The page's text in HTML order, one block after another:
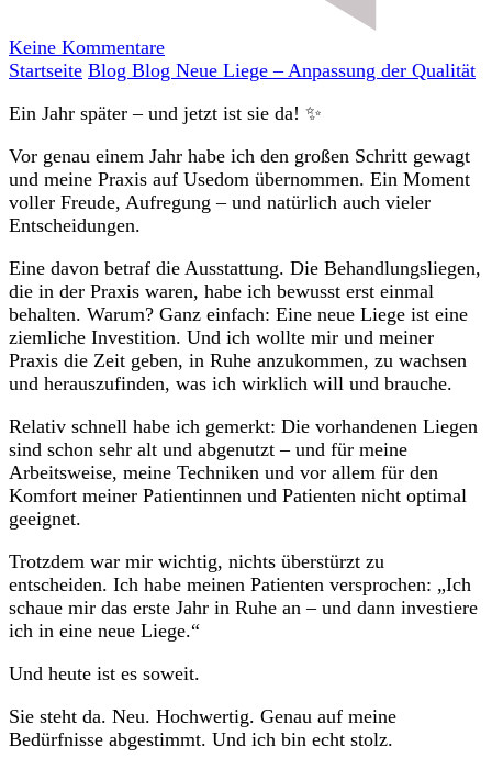
Keine Kommentarezu
Neue
–
der
Qualität
Startseite Blog Blog Neue Liege – Anpassung der Qualität
Ein Jahr später – und jetzt ist sie da! ✨
Vor genau einem Jahr habe ich den großen Schritt gewagt
und meine Praxis auf Usedom übernommen. Ein Moment
voller Freude, Aufregung – und natürlich auch vieler
Entscheidungen.
Eine davon betraf die Ausstattung. Die Behandlungsliegen,
die in der Praxis waren, habe ich bewusst erst einmal
behalten. Warum? Ganz einfach: Eine neue Liege ist eine
ziemliche Investition. Und ich wollte mir und meiner
Praxis die Zeit geben, in Ruhe anzukommen, zu wachsen
und herauszufinden, was ich wirklich will und brauche.
Relativ schnell habe ich gemerkt: Die vorhandenen Liegen
sind schon sehr alt und abgenutzt – und für meine
Arbeitsweise, meine Techniken und vor allem für den
Komfort meiner Patientinnen und Patienten nicht optimal
geeignet.
Trotzdem war mir wichtig, nichts überstürzt zu
entscheiden. Ich habe meinen Patienten versprochen: „Ich
schaue mir das erste Jahr in Ruhe an – und dann investiere
ich in eine neue Liege.“
Und heute ist es soweit.
Sie steht da. Neu. Hochwertig. Genau auf meine
Bedürfnisse abgestimmt. Und ich bin echt stolz.